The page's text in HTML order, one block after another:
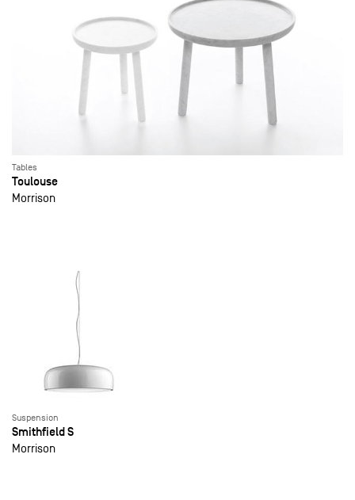
Tables
Toulouse
Morrison
Suspension
Smithfield S
Morrison